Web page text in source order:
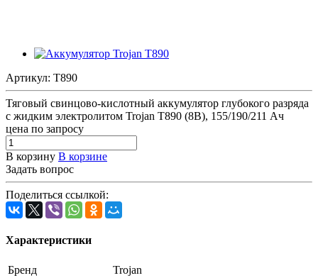
Артикул: T890
Тяговый свинцово-кислотный аккумулятор глубокого разряда
с жидким электролитом Trojan T890 (8В), 155/190/211 Ач
цена по запросу
В корзину В корзине
Задать вопрос
Поделиться ссылкой:
Характеристики
Бренд
Trojan